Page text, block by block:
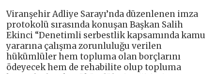
Viranşehir Adliye Sarayı’nda düzenlenen imza
protokolü sırasında konuşan Başkan Salih
Ekinci “Denetimli serbestlik kapsamında kamu
yararına çalışma zorunluluğu verilen
hükümlüler hem topluma olan borçlarını
ödeyecek hem de rehabilite olup topluma